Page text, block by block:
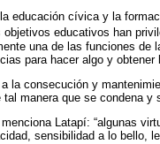
educación cívica y la
objetivos educativos han
una de las funciones
para hacer algo y obtener
la consecución y
manera que se condena
Latapí: “algunas
sensibilidad a lo bello,